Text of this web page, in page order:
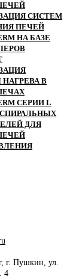
СИСТЕМ
ПЕЧЕЙ
НА БАЗЕ
В
СЕРИИ L
ДЛЯ
г. Пушкин, ул.
4